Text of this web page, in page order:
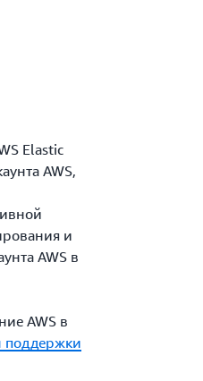
Elastic
AWS,
и
AWS в
AWS в
поддержки